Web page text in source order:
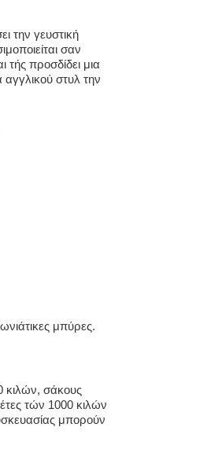
την γευστική
σαν
τής προσδίδει μια
στυλ την
μπύρες.
κιλών, σάκους
τών 1000 κιλών
μπορούν